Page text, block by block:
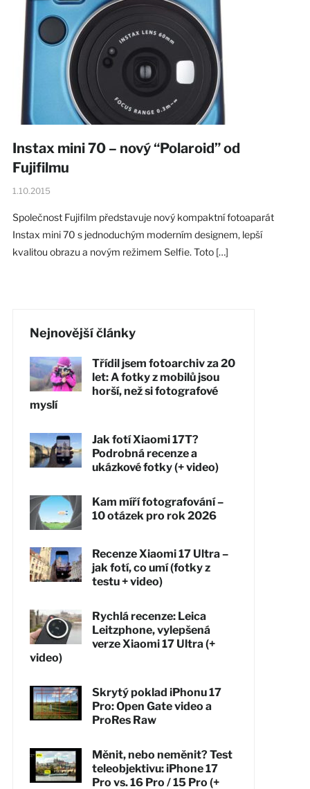
Instax mini 70 – nový “Polaroid” od
Fujifilmu
1.10.2015
Společnost Fujifilm představuje nový kompaktní fotoaparát
Instax mini 70 s jednoduchým moderním designem, lepší
kvalitou obrazu a novým režimem Selfie. Toto […]
Nejnovější články
Třídil jsem fotoarchiv za 20
let: A fotky z mobilů jsou
horší, než si fotografové
myslí
Jak fotí Xiaomi 17T?
Podrobná recenze a
ukázkové fotky (+ video)
Kam míří fotografování –
10 otázek pro rok 2026
Recenze Xiaomi 17 Ultra –
jak fotí, co umí (fotky z
testu + video)
Rychlá recenze: Leica
Leitzphone, vylepšená
verze Xiaomi 17 Ultra (+
video)
Skrytý poklad iPhonu 17
Pro: Open Gate video a
ProRes Raw
Měnit, nebo neměnit? Test
teleobjektivu: iPhone 17
Pro vs. 16 Pro / 15 Pro (+